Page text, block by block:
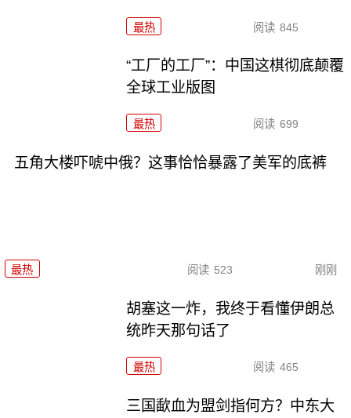
最热 阅读 845
“工厂的工厂”：中国这棋彻底颠覆
全球工业版图
最热 阅读 699
五角大楼吓唬中俄？这事恰恰暴露了美军的底裤
最热 阅读 523 刚刚
胡塞这一炸，我终于看懂伊朗总
统昨天那句话了
最热 阅读 465
三国歃血为盟剑指何方？中东大